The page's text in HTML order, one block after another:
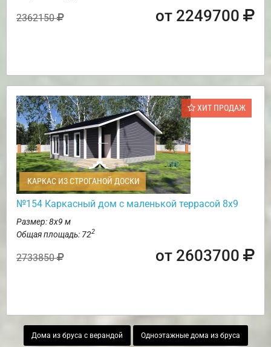
2362150 от 2249700
ХИТ ПРОДАЖ
КАРКАС ИЗ СТРОГАНОЙ ДОСКИ
№154 Каркасный дом с маленькой террасой 8х9
Размер: 8х9 м
Общая площадь: 722
2733850 от 2603700
Дома из бруса с верандой Одноэтажные дома из бруса